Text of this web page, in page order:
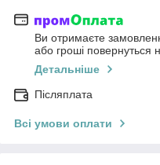
Ви отримаєте
або гроші повернуться
Детальніше
Післяплата
Всі умови оплати